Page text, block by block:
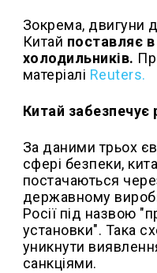
Зокрема, двигуни
Китай поставляє
холодильників.
матеріалі Reuters.
Китай
За даними трьох
сфері безпеки,
постачаються
державному
Росії під назвою
установки". Така
уникнути
санкціями.